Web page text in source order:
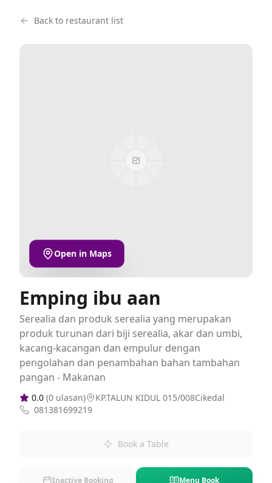
Back to restaurant list
Open in Maps
Emping ibu aan
Serealia dan produk serealia yang merupakan
produk turunan dari biji serealia, akar dan umbi,
kacang-kacangan dan empulur dengan
pengolahan dan penambahan bahan tambahan
pangan - Makanan
0.0 (0 ulasan)
KP.TALUN KIDUL 015/008Cikedal
081381699219
Book a Table
Inactive Booking Menu Book